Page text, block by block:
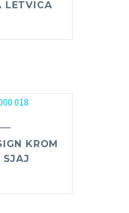
LETVICA
KROM
SJAJ